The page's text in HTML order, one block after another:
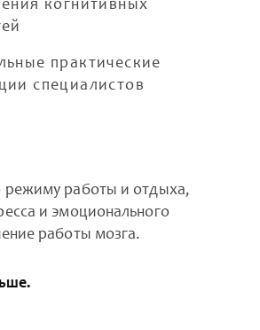
когнитивных
практические
специалистов
режиму работы и отдыха,
и эмоционального
работы мозга.